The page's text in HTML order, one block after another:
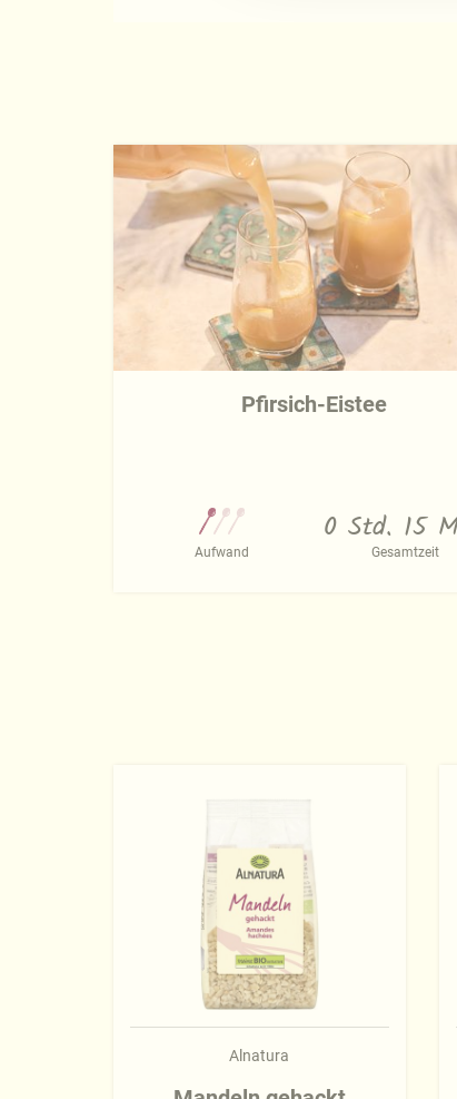
Pfirsich-Eistee
Aufwand
0 Std. 15
Gesamtzeit
Alnatura